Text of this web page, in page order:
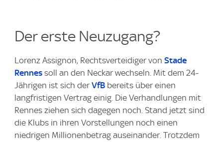
Der erste Neuzugang?
Lorenz Assignon, Rechtsverteidiger von Stade
Rennes soll an den Neckar wechseln. Mit dem 24-
Jährigen ist sich der VfB bereits über einen
langfristigen Vertrag einig. Die Verhandlungen mit
Rennes ziehen sich dagegen noch. Stand jetzt sind
die Klubs in ihren Vorstellungen noch einen
niedrigen Millionenbetrag auseinander. Trotzdem